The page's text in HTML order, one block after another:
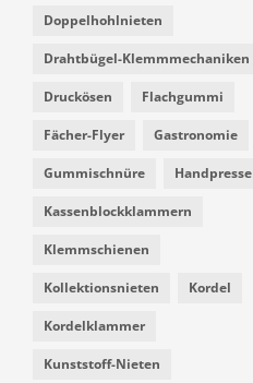
Doppelhohlnieten
Drahtbügel-Klemmmechaniken
Druckösen Flachgummi
Fächer-Flyer Gastronomie
Gummischnüre Handpresse
Kassenblockklammern
Klemmschienen
Kollektionsnieten Kordel
Kordelklammer
Kunststoff-Nieten